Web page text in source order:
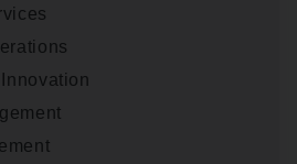
Onder­ne­min­gen Van­b­